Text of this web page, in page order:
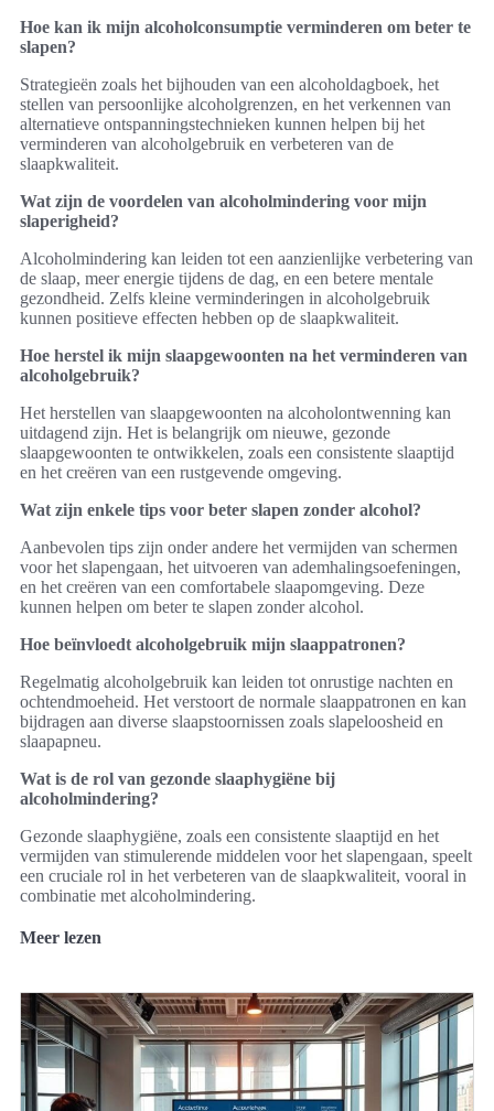
Hoe kan ik mijn alcoholconsumptie verminderen om beter te
slapen?
Strategieën zoals het bijhouden van een alcoholdagboek, het
stellen van persoonlijke alcoholgrenzen, en het verkennen van
alternatieve ontspanningstechnieken kunnen helpen bij het
verminderen van alcoholgebruik en verbeteren van de
slaapkwaliteit.
Wat zijn de voordelen van alcoholmindering voor mijn
slaperigheid?
Alcoholmindering kan leiden tot een aanzienlijke verbetering van
de slaap, meer energie tijdens de dag, en een betere mentale
gezondheid. Zelfs kleine verminderingen in alcoholgebruik
kunnen positieve effecten hebben op de slaapkwaliteit.
Hoe herstel ik mijn slaapgewoonten na het verminderen van
alcoholgebruik?
Het herstellen van slaapgewoonten na alcoholontwenning kan
uitdagend zijn. Het is belangrijk om nieuwe, gezonde
slaapgewoonten te ontwikkelen, zoals een consistente slaaptijd
en het creëren van een rustgevende omgeving.
Wat zijn enkele tips voor beter slapen zonder alcohol?
Aanbevolen tips zijn onder andere het vermijden van schermen
voor het slapengaan, het uitvoeren van ademhalingsoefeningen,
en het creëren van een comfortabele slaapomgeving. Deze
kunnen helpen om beter te slapen zonder alcohol.
Hoe beïnvloedt alcoholgebruik mijn slaappatronen?
Regelmatig alcoholgebruik kan leiden tot onrustige nachten en
ochtendmoeheid. Het verstoort de normale slaappatronen en kan
bijdragen aan diverse slaapstoornissen zoals slapeloosheid en
slaapapneu.
Wat is de rol van gezonde slaaphygiëne bij
alcoholmindering?
Gezonde slaaphygiëne, zoals een consistente slaaptijd en het
vermijden van stimulerende middelen voor het slapengaan, speelt
een cruciale rol in het verbeteren van de slaapkwaliteit, vooral in
combinatie met alcoholmindering.
Meer lezen